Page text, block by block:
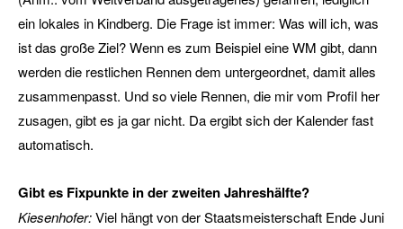
ein lokales in Kindberg. Die Frage ist immer: Was will ich, was
ist das große Ziel? Wenn es zum Beispiel eine WM gibt, dann
werden die restlichen Rennen dem untergeordnet, damit alles
zusammenpasst. Und so viele Rennen, die mir vom Profil her
zusagen, gibt es ja gar nicht. Da ergibt sich der Kalender fast
automatisch.
Gibt es Fixpunkte in der zweiten Jahreshälfte?
Kiesenhofer:Viel hängt von der Staatsmeisterschaft Ende Juni